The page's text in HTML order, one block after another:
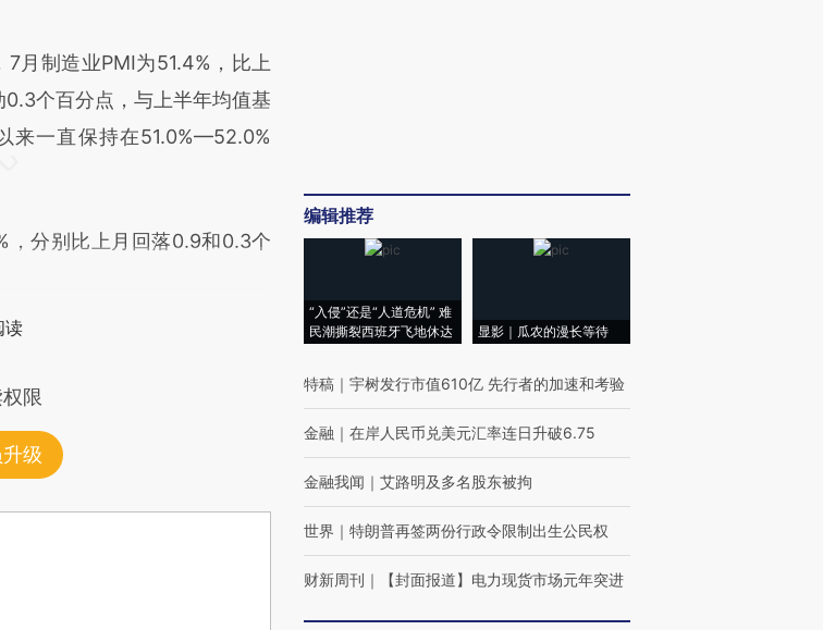
制造业PMI为51.4%，比上
0.3个百分点，与上半年均值基
来一直保持在51.0%—52.0%
分别比上月回落0.9和0.3个
读
限
级
编辑推荐
“入侵”还是“人道危机” 难
民潮撕裂西班牙飞地休达
显影｜瓜农的漫长等待
特稿 ｜ 宇树发行市值610亿 先行者的加速和考验
金融 ｜ 在岸人民币兑美元汇率连日升破6.75
金融我闻 ｜ 艾路明及多名股东被拘
世界 ｜ 特朗普再签两份行政令限制出生公民权
财新周刊 ｜ 【封面报道】电力现货市场元年突进